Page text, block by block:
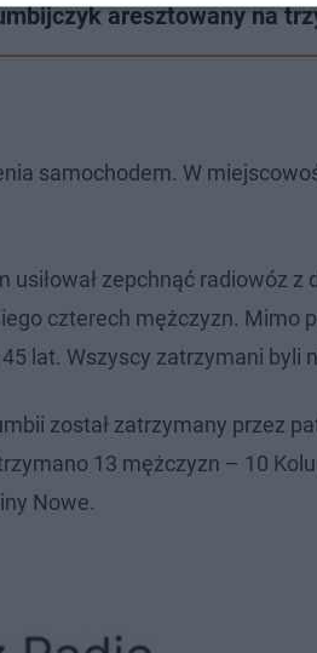
aresztowany na
samochodem. W
zepchnąć radiowóz z
czterech mężczyzn. Mimo
lat. Wszyscy zatrzymani byli
został zatrzymany przez
13 mężczyzn – 10
Nowe.